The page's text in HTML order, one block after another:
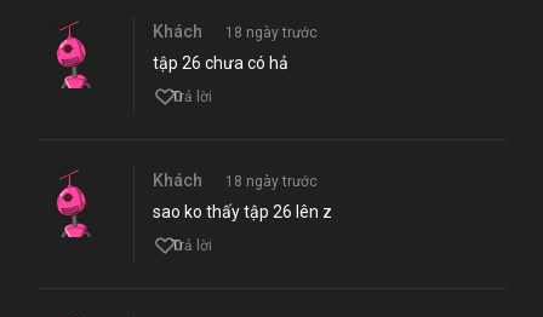
Khách 18 ngày trước
tập 26 chưa có hả
0
Trả lời
Khách 18 ngày trước
sao ko thấy tập 26 lên z
0
Trả lời